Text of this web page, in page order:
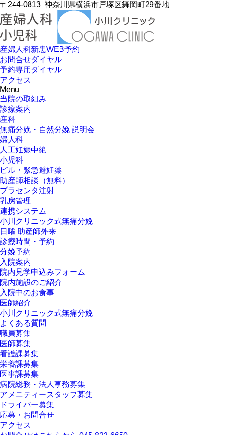
〒244-0813 神奈川県横浜市戸塚区舞岡町29番地
産婦人科新患WEB予約
お問合せダイヤル
予約専用ダイヤル
アクセス
Menu
当院の取組み
診療案内
産科
無痛分娩・自然分娩 説明会
婦人科
人工妊娠中絶
小児科
ピル・緊急避妊薬
助産師相談（無料）
プラセンタ注射
乳房管理
連携システム
小川クリニック式無痛分娩
日曜 助産師外来
診療時間・予約
分娩予約
入院案内
院内見学申込みフォーム
院内施設のご紹介
入院中のお食事
医師紹介
小川クリニック式無痛分娩
よくある質問
職員募集
医師募集
看護課募集
栄養課募集
医事課募集
病院総務・法人事務募集
アメニティースタッフ募集
ドライバー募集
応募・お問合せ
アクセス